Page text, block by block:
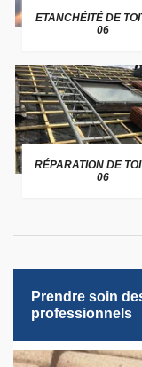
ETANCHÉITÉ DE
06
RÉPARATION DE
06
Prendre soin
professionnels